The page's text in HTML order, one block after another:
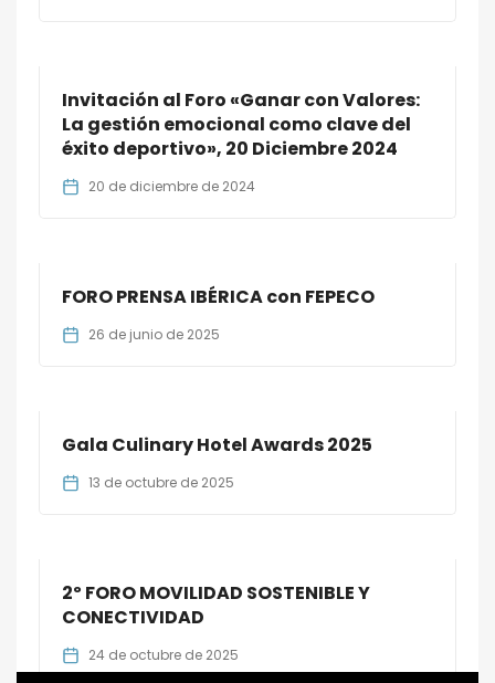
Invitación al Foro «Ganar con Valores:
La gestión emocional como clave del
éxito deportivo», 20 Diciembre 2024
20 de diciembre de 2024
FORO PRENSA IBÉRICA con FEPECO
26 de junio de 2025
Gala Culinary Hotel Awards 2025
13 de octubre de 2025
2º FORO MOVILIDAD SOSTENIBLE Y
CONECTIVIDAD
24 de octubre de 2025